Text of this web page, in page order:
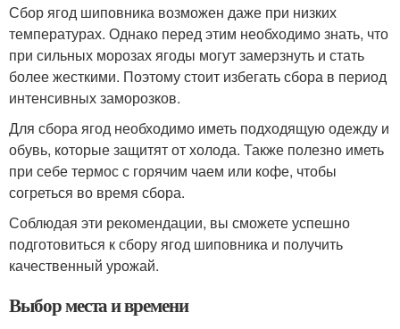
Сбор ягод шиповника возможен даже при низких
температурах. Однако перед этим необходимо знать, что
при сильных морозах ягоды могут замерзнуть и стать
более жесткими. Поэтому стоит избегать сбора в период
интенсивных заморозков.
Для сбора ягод необходимо иметь подходящую одежду и
обувь, которые защитят от холода. Также полезно иметь
при себе термос с горячим чаем или кофе, чтобы
согреться во время сбора.
Соблюдая эти рекомендации, вы сможете успешно
подготовиться к сбору ягод шиповника и получить
качественный урожай.
Выбор места и времени